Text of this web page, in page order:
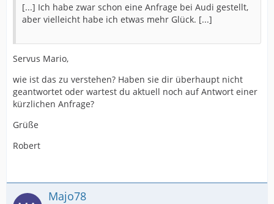
[...] Ich habe zwar schon eine Anfrage bei Audi gestellt,
aber vielleicht habe ich etwas mehr Glück. [...]
Servus Mario,
wie ist das zu verstehen? Haben sie dir überhaupt nicht
geantwortet oder wartest du aktuell noch auf Antwort einer
kürzlichen Anfrage?
Grüße
Robert
Majo78